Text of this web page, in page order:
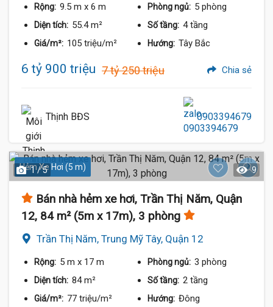
Rộng: 9.5 m x 6 m Phòng ngủ: 5 phòng
Diện tích: 55.4 m² Số tầng: 4 tầng
Giá/m²: 105 triệu/m² Hướng: Tây Bắc
6 tỷ 900 triệu 7 tỷ 250 triệu Chia sẻ
Thịnh BĐS 0903394679
Hẻm Xe Hơi (5 m)
1 / 5 9
Bán nhà hẻm xe hơi, Trần Thị Năm, Quận
12, 84 m² (5m x 17m), 3 phòng
Trần Thị Năm, Trung Mỹ Tây, Quận 12
Rộng: 5 m x 17 m Phòng ngủ: 3 phòng
Diện tích: 84 m² Số tầng: 2 tầng
Giá/m²: 77 triệu/m² Hướng: Đông